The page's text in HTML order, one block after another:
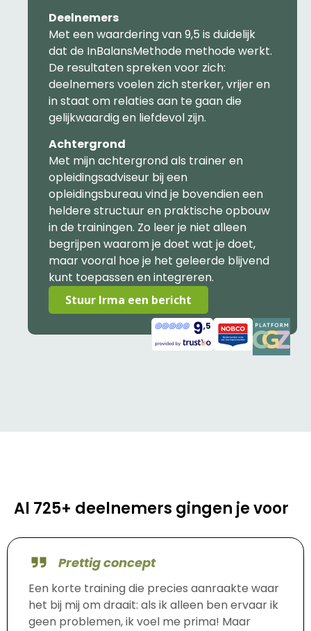
Deelnemers
Met een waardering van 9,5 is duidelijk
dat de InBalansMethode methode werkt.
De resultaten spreken voor zich:
deelnemers voelen zich sterker, vrijer en
in staat om relaties aan te gaan die
gelijkwaardig en liefdevol zijn.
Achtergrond
Met mijn achtergrond als trainer en
opleidingsadviseur bij een
opleidingsbureau vind je bovendien een
heldere structuur en praktische opbouw
in de trainingen. Zo leer je niet alleen
begrijpen waarom je doet wat je doet,
maar vooral hoe je het geleerde blijvend
kunt toepassen en integreren.
Stuur Irma een bericht
Al 725+ deelnemers gingen je voor
Prettig concept
Een korte training die precies aanraakte waar
het bij mij om draait: als ik alleen ben ervaar ik
geen problemen, ik voel me prima! Maar